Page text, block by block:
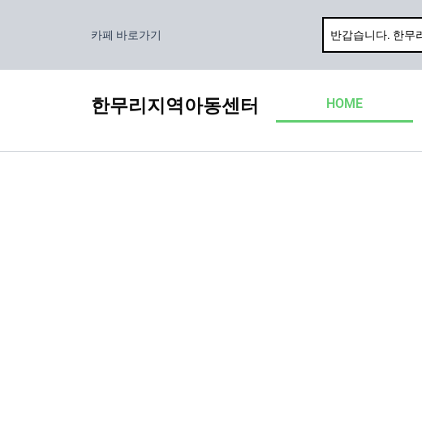
로
카페 바로가기
한무리지역아동센터 HOME